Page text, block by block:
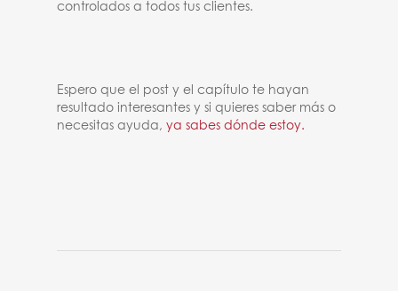
controlados a todos tus clientes.
Espero que el post y el capítulo te hayan
resultado interesantes y si quieres saber más o
necesitas ayuda,ya sabes dónde estoy.